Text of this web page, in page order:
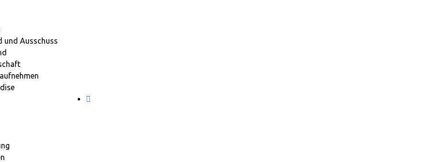
und Ausschuss